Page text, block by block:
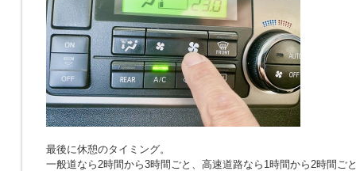
最後に休憩のタイミング。
一般道なら2時間から3時間ごと、高速道路なら1時間から2時間ご